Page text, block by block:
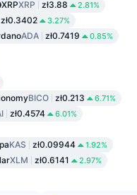
XRPXRP zł3.88 2.81%
zł0.3402 3.27%
ADA zł0.7419 0.85%
BICO zł0.213 6.71%
zł0.4574 6.01%
KAS zł0.09944 1.92%
XLM zł0.6141 2.97%